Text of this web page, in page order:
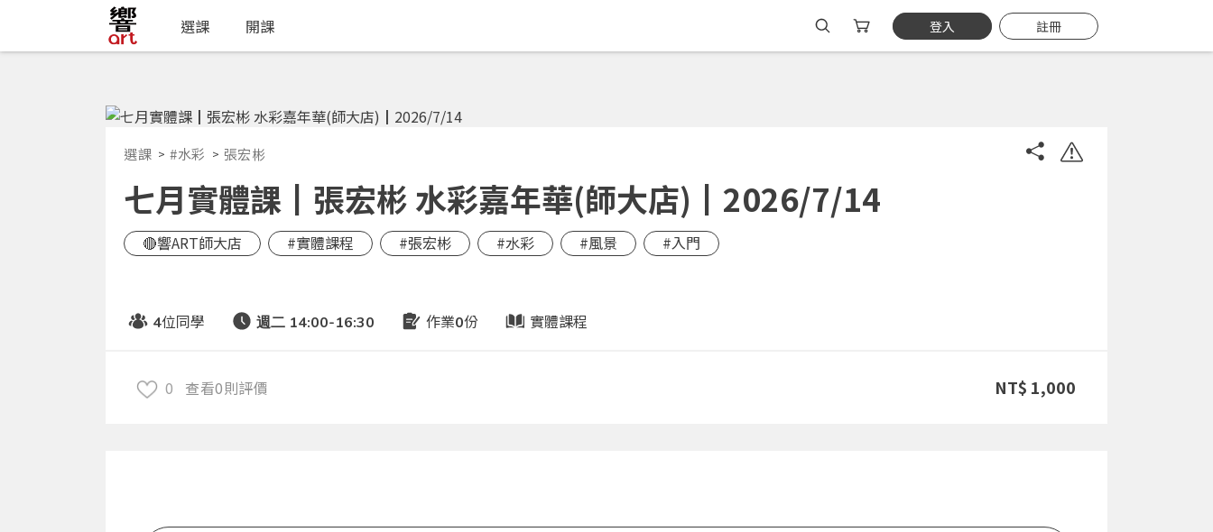
選課 開課 登入 註冊
選課 #水彩 張宏彬
七月實體課┃張宏彬 水彩嘉年華(師大店)┃2026/7/14
🔴響ART師大店 #實體課程 #張宏彬 #水彩 #風景 #入門
4位同學 週二 14:00-16:30 作業0份 實體課程
0 查看0則評價 NT$ 1,000